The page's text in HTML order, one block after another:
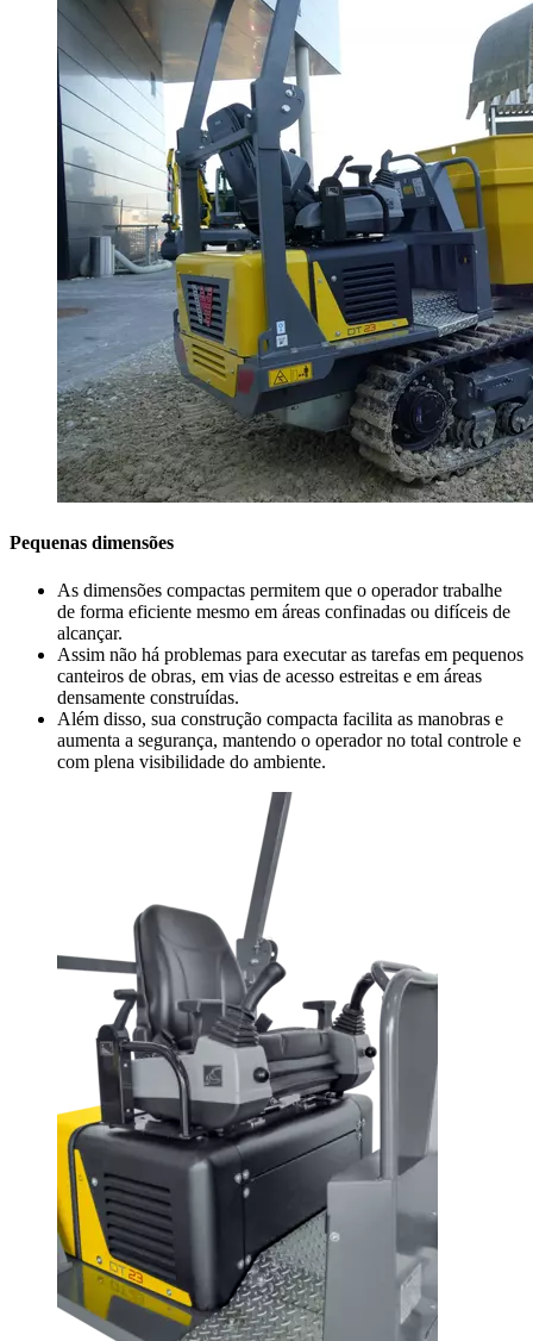
Pequenas dimensões
As dimensões compactas permitem que o operador trabalhe
de forma eficiente mesmo em áreas confinadas ou difíceis de
alcançar.
Assim não há problemas para executar as tarefas em pequenos
canteiros de obras, em vias de acesso estreitas e em áreas
densamente construídas.
Além disso, sua construção compacta facilita as manobras e
aumenta a segurança, mantendo o operador no total controle e
com plena visibilidade do ambiente.